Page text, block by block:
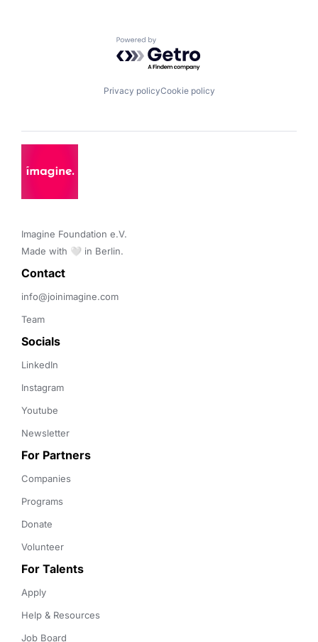
Powered by Getro.com
Privacy policyCookie policy
Imagine Foundation e.V.
Made with 🤍 in Berlin.
Contact
info@joinimagine.com
Team
Socials
LinkedIn
Instagram
Youtube
Newsletter
For Partners
Companies
Programs
Donate
Volunteer
For Talents
Apply
Help & Resources
Job Board